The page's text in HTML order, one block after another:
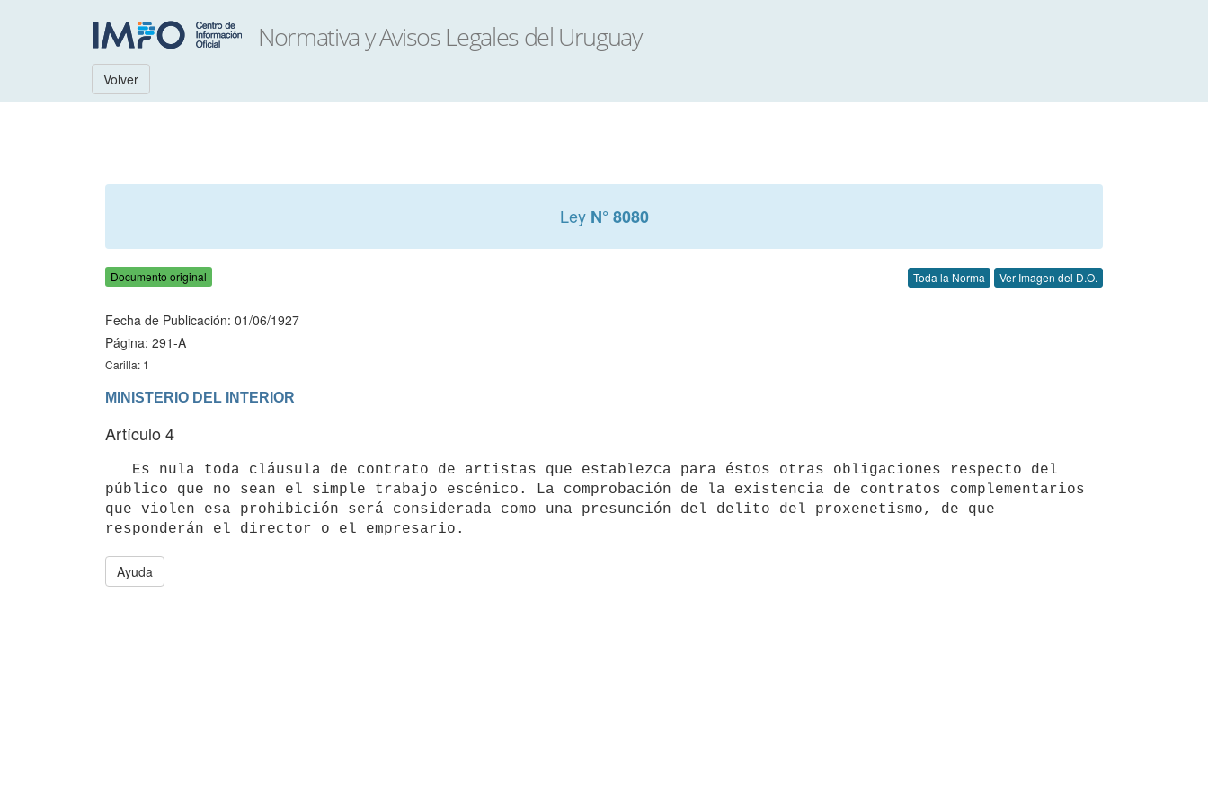
Volver
Ley N° 8080
Documento original Toda la Norma Ver Imagen del D.O.
Fecha de Publicación: 01/06/1927
Página: 291-A
Carilla: 1
MINISTERIO DEL INTERIOR
Artículo 4
público que no sean el simple trabajo escénico. La comprobación de la existencia de contratos complementarios
que violen esa prohibición será considerada como una presunción del delito del proxenetismo, de que
responderán el director o el empresario.
Ayuda